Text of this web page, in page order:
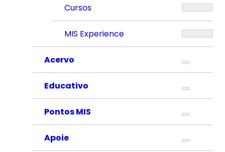
Cursos
MIS Experience
Acervo
Educativo
Pontos MIS
Apoie